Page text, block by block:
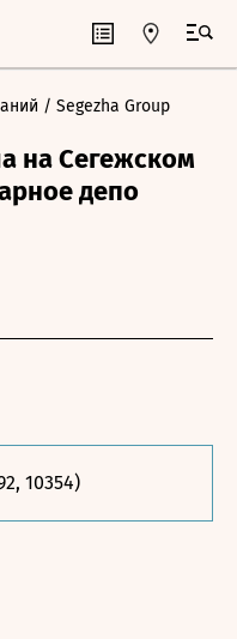
/ Segezha Group
на Сегежском
депо
10354)